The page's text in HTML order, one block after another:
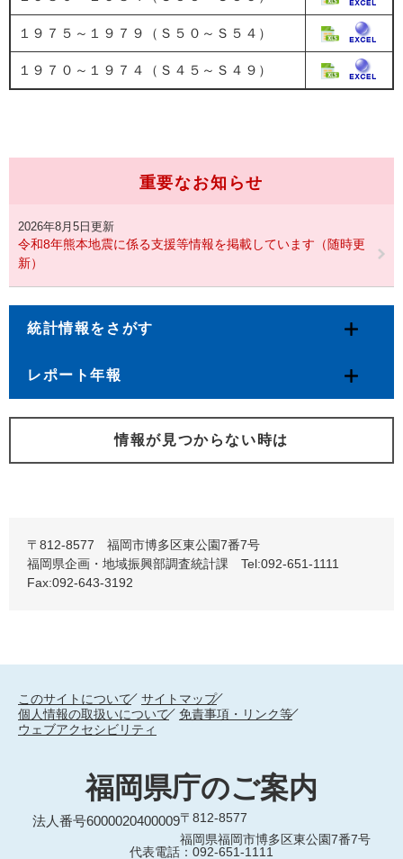
１９７５～１９７９（Ｓ５０～Ｓ５４）
１９７０～１９７４（Ｓ４５～Ｓ４９）
重要なお知らせ
2026年8月5日更新
令和8年熊本地震に係る支援等情報を掲載しています（随時更
新）
統計情報をさがす
レポート年報
情報が見つからない時は
〒812-8577 福岡市博多区東公園7番7号
福岡県企画・地域振興部調査統計課 Tel:092-651-1111
Fax:092-643-3192
このサイトについて
サイトマップ
個人情報の取扱いについて
免責事項・リンク等
ウェブアクセシビリティ
福岡県庁のご案内
法人番号6000020400009〒812-8577
福岡県福岡市博多区東公園7番7号
代表電話：092-651-1111